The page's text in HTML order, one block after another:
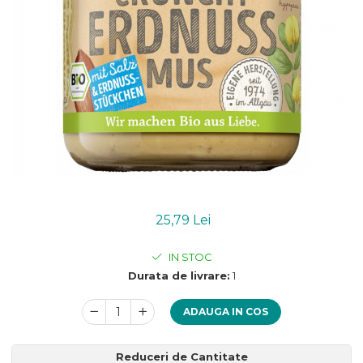
Mixuri bio si blaturi
Ciocolata, cacao si cafea
Cacao bio
Cafea bio din cereale
Ciocolata bio
Condimente si supe bio
Dulceata si creme bio
Compoturi bio
25,79 Lei
IN STOC
Durata de livrare: 1
ADAUGA IN COS
Reduceri de Cantitate